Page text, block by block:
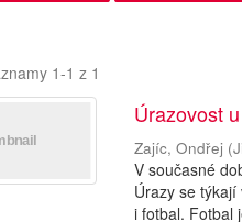
1-1 z 1
Úrazovost
Zajíc, Ondřej (
V současné
Úrazy se
i fotbal. Fotbal